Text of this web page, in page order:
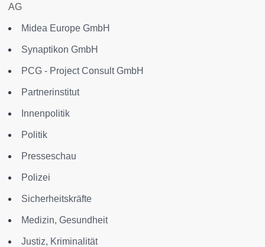
AG
Midea Europe GmbH
Synaptikon GmbH
PCG - Project Consult GmbH
Partnerinstitut
Innenpolitik
Politik
Presseschau
Polizei
Sicherheitskräfte
Medizin, Gesundheit
Justiz, Kriminalität